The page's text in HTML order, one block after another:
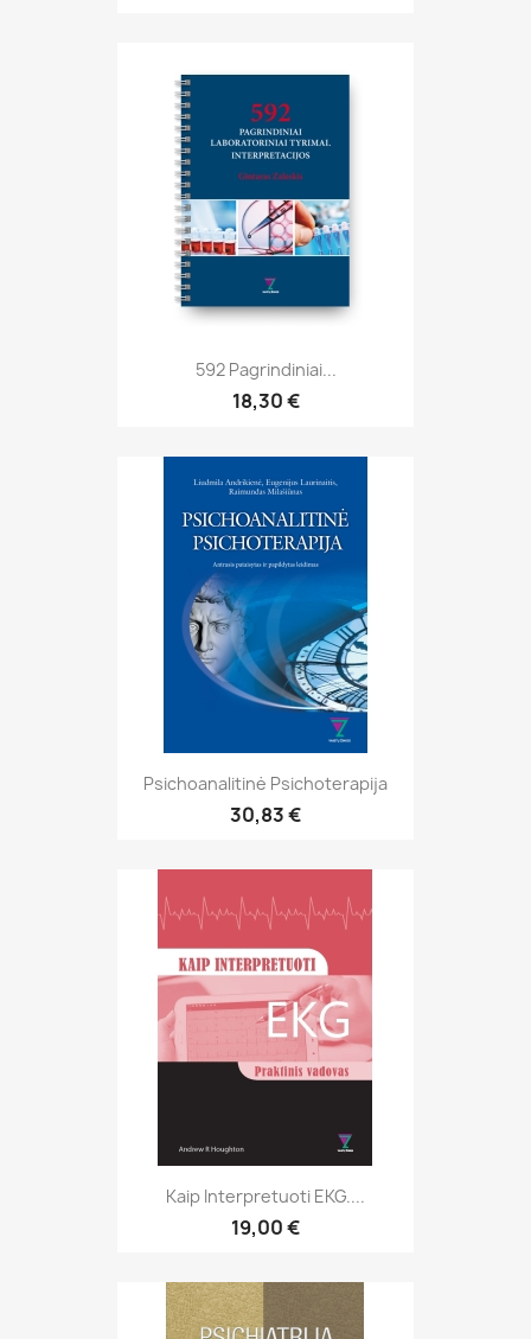
592 Pagrindiniai...
18,30 €
Psichoanalitinė Psichoterapija
30,83 €
Kaip Interpretuoti EKG....
19,00 €